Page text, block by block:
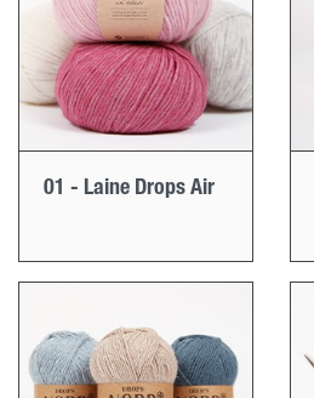
01 - Laine Drops Air